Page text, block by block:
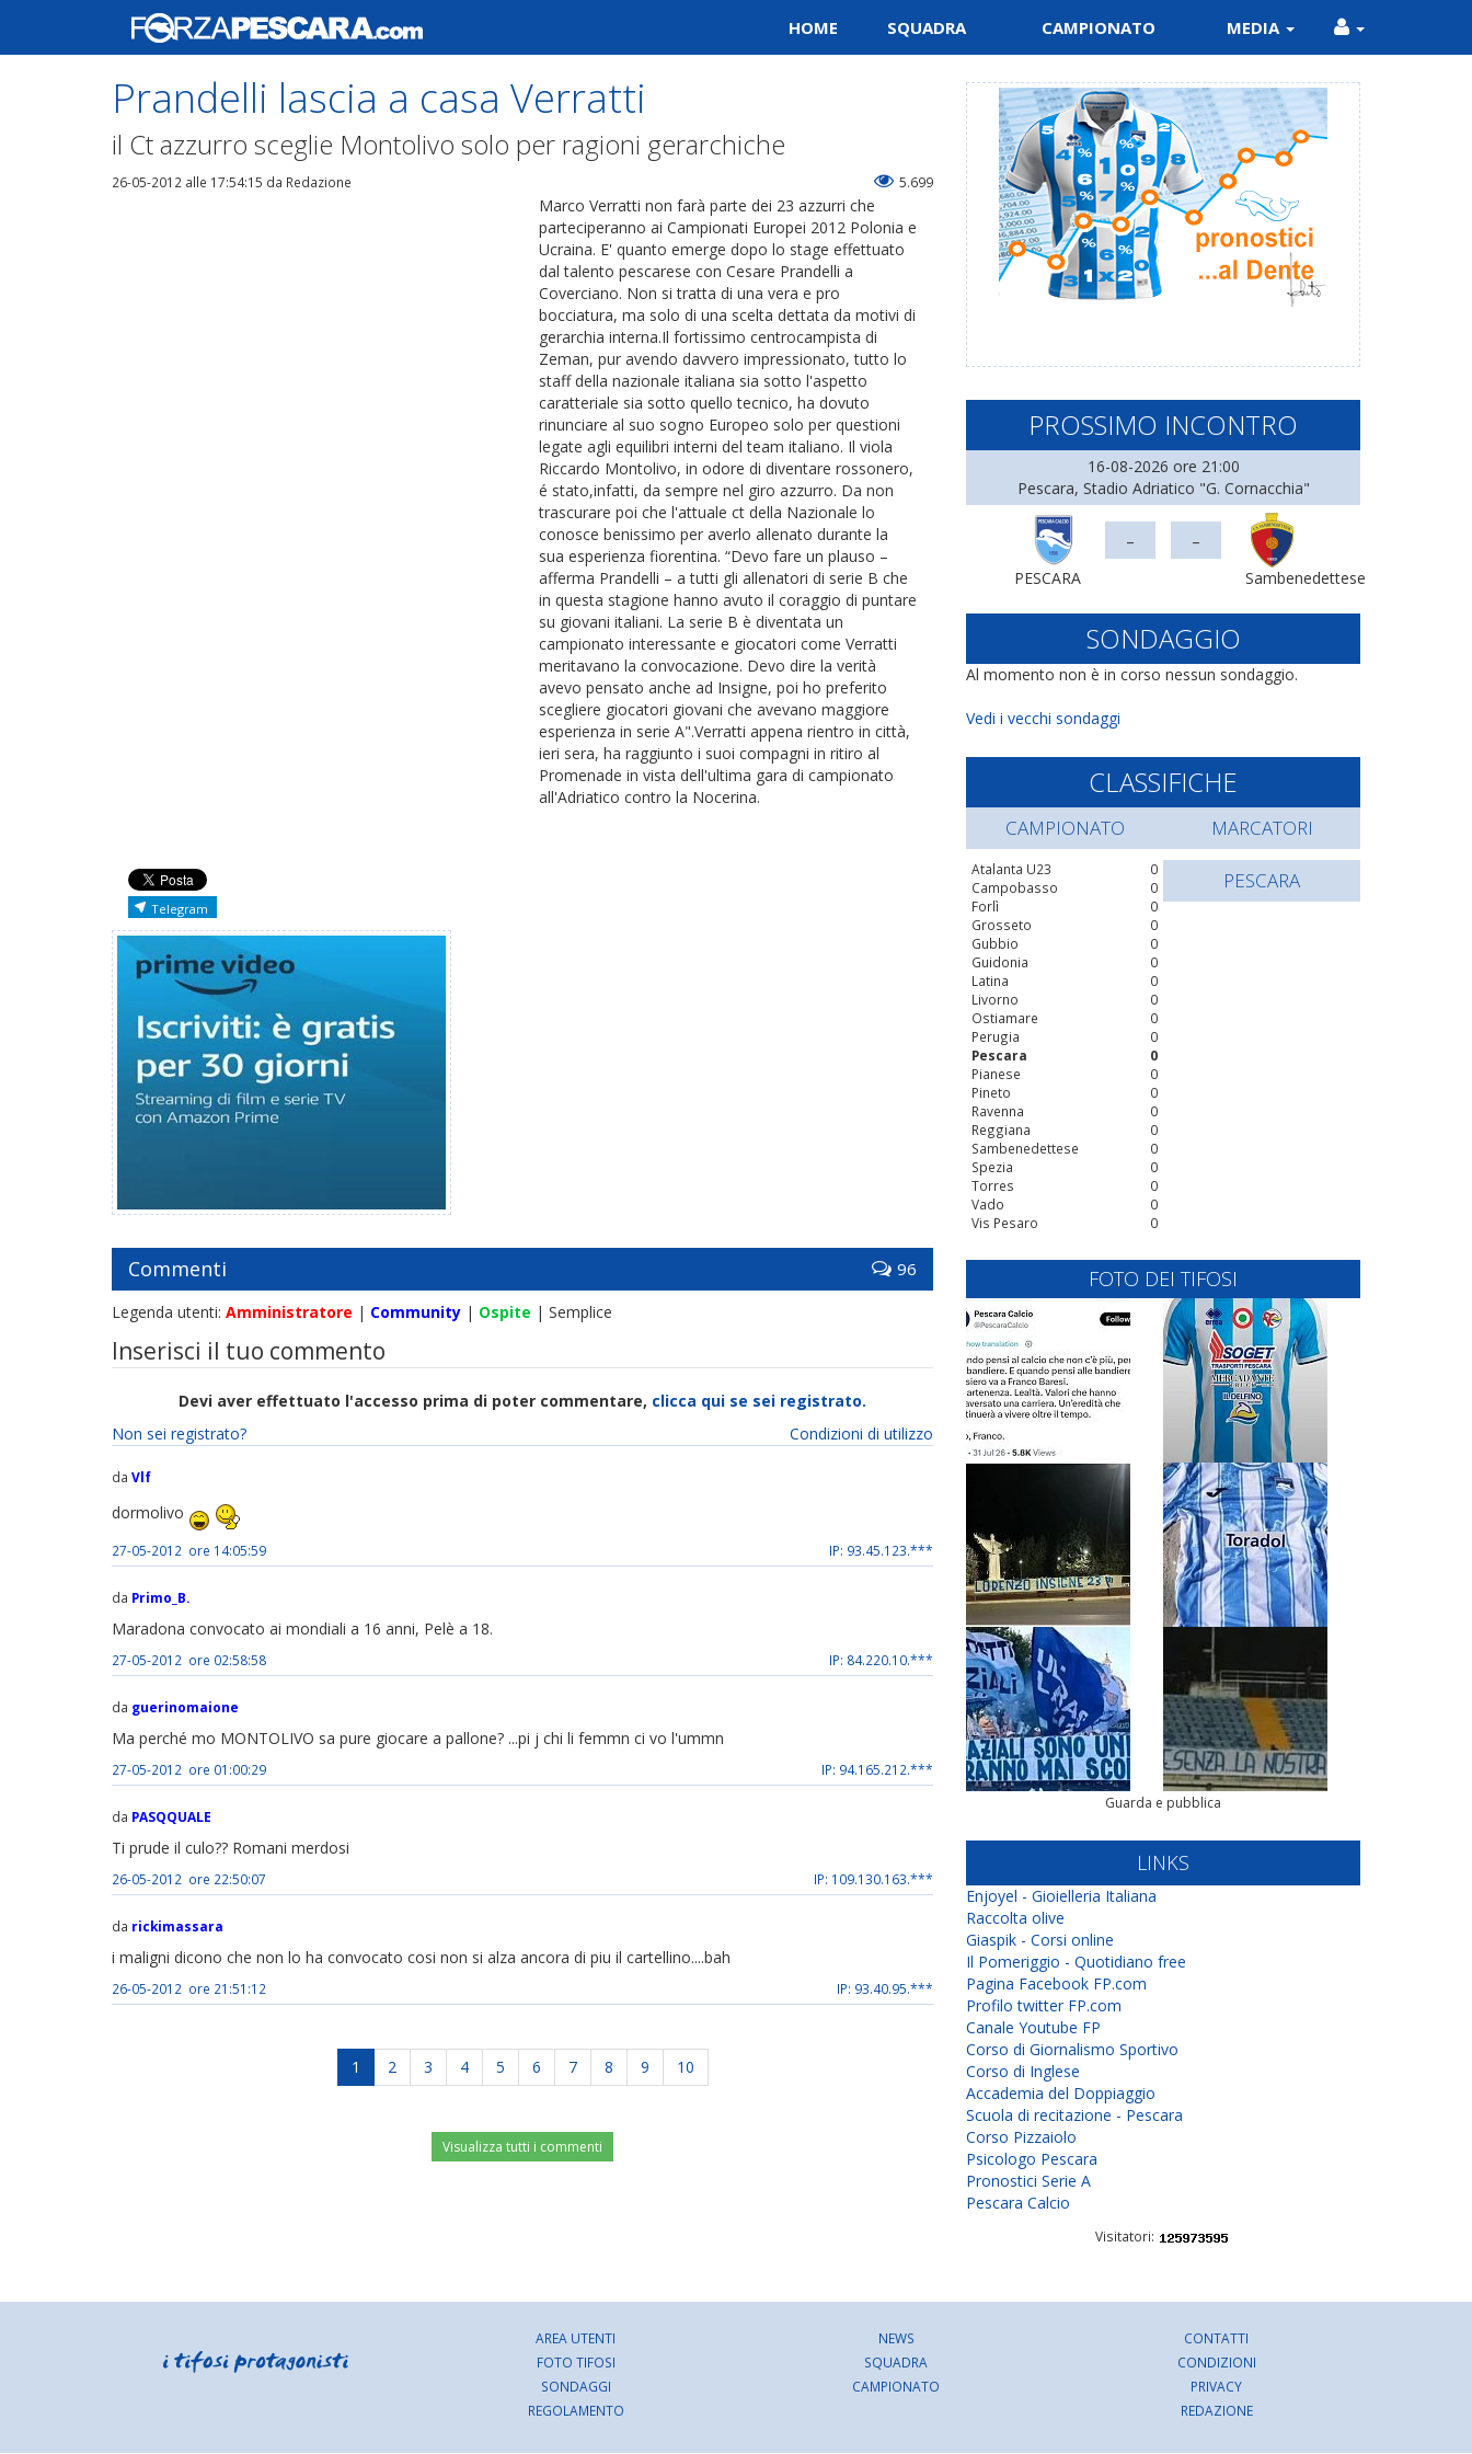
HOME SQUADRA CAMPIONATO MEDIA
Prandelli lascia a casa Verratti
il Ct azzurro sceglie Montolivo solo per ragioni gerarchiche
26-05-2012 alle 17:54:15 da Redazione 5.699
Marco Verratti non farà parte dei 23 azzurri che
parteciperanno ai Campionati Europei 2012 Polonia e
Ucraina. E' quanto emerge dopo lo stage effettuato
dal talento pescarese con Cesare Prandelli a
Coverciano. Non si tratta di una vera e pro
bocciatura, ma solo di una scelta dettata da motivi di
gerarchia interna.Il fortissimo centrocampista di
Zeman, pur avendo davvero impressionato, tutto lo
staff della nazionale italiana sia sotto l'aspetto
caratteriale sia sotto quello tecnico, ha dovuto
rinunciare al suo sogno Europeo solo per questioni
legate agli equilibri interni del team italiano. Il viola
Riccardo Montolivo, in odore di diventare rossonero,
é stato,infatti, da sempre nel giro azzurro. Da non
trascurare poi che l'attuale ct della Nazionale lo
conosce benissimo per averlo allenato durante la
sua esperienza fiorentina. “Devo fare un plauso –
afferma Prandelli – a tutti gli allenatori di serie B che
in questa stagione hanno avuto il coraggio di puntare
su giovani italiani. La serie B è diventata un
campionato interessante e giocatori come Verratti
meritavano la convocazione. Devo dire la verità
avevo pensato anche ad Insigne, poi ho preferito
scegliere giocatori giovani che avevano maggiore
esperienza in serie A".Verratti appena rientro in città,
ieri sera, ha raggiunto i suoi compagni in ritiro al
Promenade in vista dell'ultima gara di campionato
all'Adriatico contro la Nocerina.
Telegram
Commenti 96
Legenda utenti: Amministratore | Community | Ospite | Semplice
Inserisci il tuo commento
Devi aver effettuato l'accesso prima di poter commentare, clicca qui se sei registrato.
Condizioni di utilizzo
Non sei registrato?
da Vlf
dormolivo
27-05-2012 ore 14:05:59 IP: 93.45.123.***
da Primo_B.
Maradona convocato ai mondiali a 16 anni, Pelè a 18.
27-05-2012 ore 02:58:58 IP: 84.220.10.***
da guerinomaione
Ma perché mo MONTOLIVO sa pure giocare a pallone? ...pi j chi li femmn ci vo l'ummn
27-05-2012 ore 01:00:29 IP: 94.165.212.***
da PASQQUALE
Ti prude il culo?? Romani merdosi
26-05-2012 ore 22:50:07 IP: 109.130.163.***
da rickimassara
i maligni dicono che non lo ha convocato cosi non si alza ancora di piu il cartellino....bah
26-05-2012 ore 21:51:12 IP: 93.40.95.***
1 2 3 4 5 6 7 8 9 10
Visualizza tutti i commenti
PROSSIMO INCONTRO
16-08-2026 ore 21:00
Pescara, Stadio Adriatico "G. Cornacchia"
PESCARA
- -
Sambenedettese
SONDAGGIO
Al momento non è in corso nessun sondaggio.
Vedi i vecchi sondaggi
CLASSIFICHE
CAMPIONATO
0
Atalanta U23
0
Campobasso
0
Forlì
0
Grosseto
0
Gubbio
0
Guidonia
0
Latina
0
Livorno
0
Ostiamare
0
Perugia
0
Pescara
0
Pianese
0
Pineto
0
Ravenna
0
Reggiana
0
Sambenedettese
0
Spezia
0
Torres
0
Vado
0
Vis Pesaro
MARCATORI
PESCARA
FOTO DEI TIFOSI
Guarda e pubblica
LINKS
Enjoyel - Gioielleria Italiana
Raccolta olive
Giaspik - Corsi online
Il Pomeriggio - Quotidiano free
Pagina Facebook FP.com
Profilo twitter FP.com
Canale Youtube FP
Corso di Giornalismo Sportivo
Corso di Inglese
Accademia del Doppiaggio
Scuola di recitazione - Pescara
Corso Pizzaiolo
Psicologo Pescara
Pronostici Serie A
Pescara Calcio
Visitatori:
AREA UTENTI
FOTO TIFOSI
SONDAGGI
REGOLAMENTO
NEWS
SQUADRA
CAMPIONATO
CONTATTI
CONDIZIONI
PRIVACY
REDAZIONE